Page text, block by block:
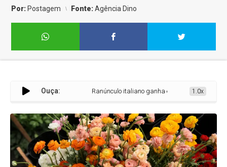
Por: Postagem Fonte:Agência Dino
Ouça: Ranúnculo italiano ganha espaço no mercado
1.0x